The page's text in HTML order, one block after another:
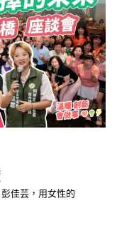
佳芸，用女性的